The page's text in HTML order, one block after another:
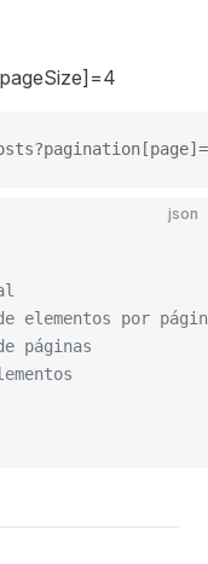
json
elementos por
páginas